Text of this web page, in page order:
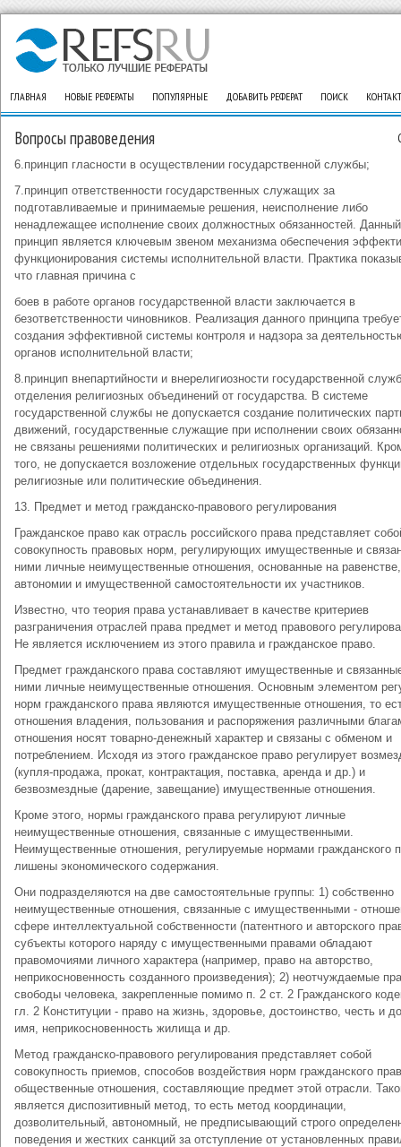
ГЛАВНАЯ НОВЫЕ РЕФЕРАТЫ ПОПУЛЯРНЫЕ ДОБАВИТЬ РЕФЕРАТ ПОИСК
Вопросы правоведения
6.принцип гласности в осуществлении государственной службы;
7.принцип ответственности государственных служащих за
подготавливаемые и принимаемые решения, неисполнение либо
ненадлежащее исполнение своих должностных обязанностей. Данный
принцип является ключевым звеном механизма обеспечения
функционирования системы исполнительной власти. Практика
что главная причина с
боев в работе органов государственной власти заключается в
безответственности чиновников. Реализация данного принципа
создания эффективной системы контроля и надзора за
органов исполнительной власти;
8.принцип внепартийности и внерелигиозности государственной
отделения религиозных объединений от государства. В системе
государственной службы не допускается создание политических
движений, государственные служащие при исполнении своих
не связаны решениями политических и религиозных организаций.
того, не допускается возложение отдельных государственных
религиозные или политические объединения.
13. Предмет и метод гражданско-правового регулирования
Гражданское право как отрасль российского права представляет
совокупность правовых норм, регулирующих имущественные и
ними личные неимущественные отношения, основанные на равенстве,
автономии и имущественной самостоятельности их участников.
Известно, что теория права устанавливает в качестве критериев
разграничения отраслей права предмет и метод правового
Не является исключением из этого правила и гражданское право.
Предмет гражданского права составляют имущественные и
ними личные неимущественные отношения. Основным элементом
норм гражданского права являются имущественные отношения, то
отношения владения, пользования и распоряжения различными
отношения носят товарно-денежный характер и связаны с обменом и
потреблением. Исходя из этого гражданское право регулирует
(купля-продажа, прокат, контрактация, поставка, аренда и др.) и
безвозмездные (дарение, завещание) имущественные отношения.
Кроме этого, нормы гражданского права регулируют личные
неимущественные отношения, связанные с имущественными.
Неимущественные отношения, регулируемые нормами гражданского
лишены экономического содержания.
Они подразделяются на две самостоятельные группы: 1) собственно
неимущественные отношения, связанные с имущественными -
сфере интеллектуальной собственности (патентного и авторского
субъекты которого наряду с имущественными правами обладают
правомочиями личного характера (например, право на авторство,
неприкосновенность созданного произведения); 2) неотчуждаемые
свободы человека, закрепленные помимо п. 2 ст. 2 Гражданского
гл. 2 Конституции - право на жизнь, здоровье, достоинство, честь и
имя, неприкосновенность жилища и др.
Метод гражданско-правового регулирования представляет собой
совокупность приемов, способов воздействия норм гражданского
общественные отношения, составляющие предмет этой отрасли.
является диспозитивный метод, то есть метод координации,
дозволительный, автономный, не предписывающий строго
поведения и жестких санкций за отступление от установленных